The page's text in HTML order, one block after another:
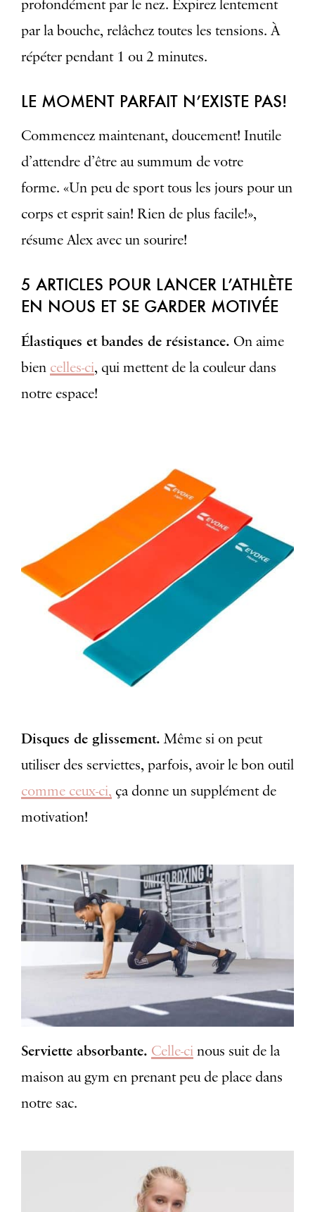
profondément par le nez. Expirez lentement
par la bouche, relâchez toutes les tensions. À
répéter pendant 1 ou 2 minutes.
LE MOMENT PARFAIT N’EXISTE PAS!
Commencez maintenant, doucement! Inutile
d’attendre d’être au summum de votre
forme. «Un peu de sport tous les jours pour un
corps et esprit sain! Rien de plus facile!»,
résume Alex avec un sourire!
5 ARTICLES POUR LANCER L’ATHLÈTE
EN NOUS ET SE GARDER MOTIVÉE
Élastiques et bandes de résistance. On aime
bien celles-ci, qui mettent de la couleur dans
notre espace!
Disques de glissement.Même si on peut
utiliser des serviettes, parfois, avoir le bon outil
comme ceux-ci, ça donne un supplément de
motivation!
Serviette absorbante. Celle-cinous suit de la
maison au gym en prenant peu de place dans
notre sac.